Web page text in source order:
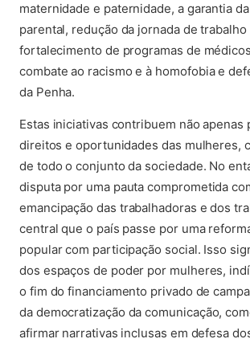
maternidade e paternidade, a garantia
parental, redução da jornada de
fortalecimento de programas de
combate ao racismo e à homofobia e
da Penha.
Estas iniciativas contribuem não apenas
direitos e oportunidades das mulheres,
de todo o conjunto da sociedade. No
disputa por uma pauta comprometida
emancipação das trabalhadoras e dos
central que o país passe por uma
popular com participação social. Isso
dos espaços de poder por mulheres,
o fim do financiamento privado de
da democratização da comunicação,
afirmar narrativas inclusas em defesa